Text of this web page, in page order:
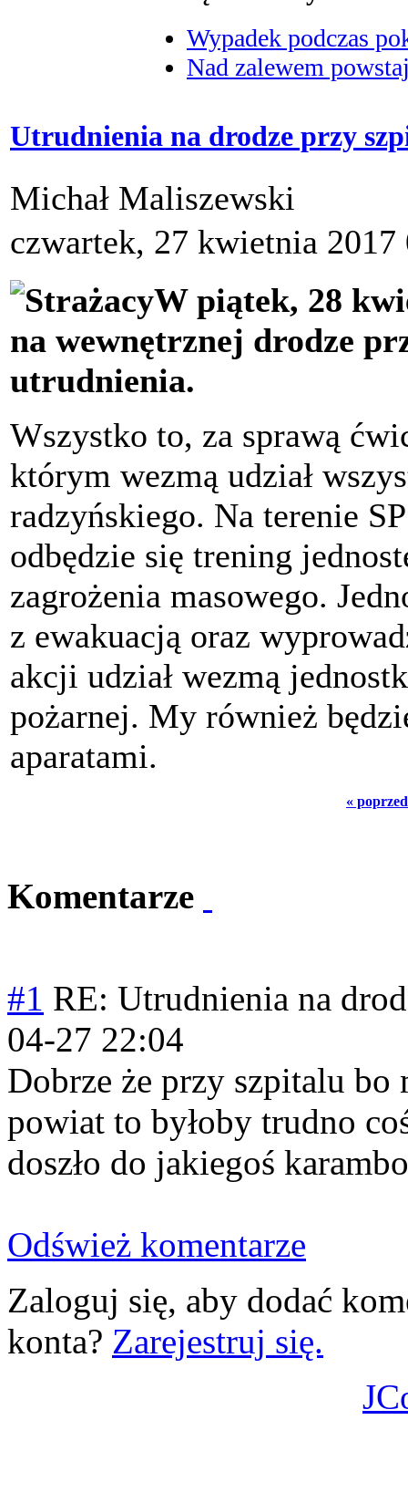
Wypadek podczas
Nad zalewem
Utrudnienia na drodze przy
Michał Maliszewski
czwartek, 27 kwietnia 2017
W piątek, 28
na wewnętrznej drodze
utrudnienia.
Wszystko to, za sprawą
którym wezmą udział
radzyńskiego. Na terenie
odbędzie się trening
zagrożenia masowego.
z ewakuacją oraz
akcji udział wezmą
pożarnej. My również
aparatami.
«
Komentarze
#1 RE: Utrudnienia na
04-27 22:04
Dobrze że przy szpitalu bo
powiat to byłoby trudno
doszło do jakiegoś
Odśwież komentarze
Zaloguj się, aby dodać
konta? Zarejestruj się.